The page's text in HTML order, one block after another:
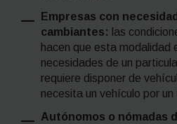
Empresas con
cambiantes: las
hacen que esta modalidad
necesidades de un
requiere disponer de
necesita un vehículo por
Autónomos o nómadas